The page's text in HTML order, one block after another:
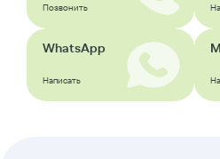
Позвонить
WhatsApp
Написать